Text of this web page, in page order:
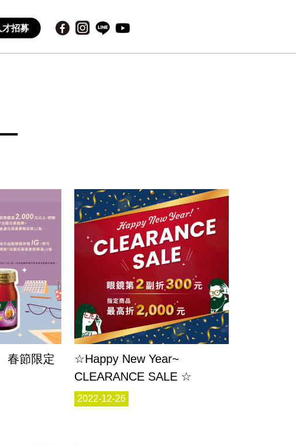
才招募
春節限定
☆Happy New Year~
CLEARANCE SALE ☆
2022-12-26